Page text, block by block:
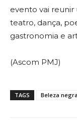
evento vai
teatro, dança,
gastronomia e
(Ascom PMJ)
TAGS Beleza negra